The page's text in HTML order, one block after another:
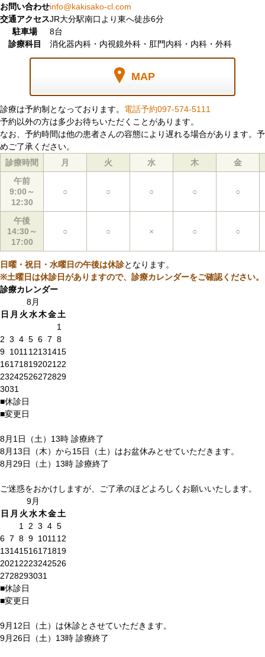
お問い合わせinfo@kakisako-cl.com
交通アクセスJR大分駅南口より東へ徒歩6分
駐車場
8台
診療科目
消化器内科・内視鏡外科・肛門内科・内科・外科
MAP
診療は予約制となっております。 電話予約097-574-5111
予約以外の方は多少お待ちいただくことがあります。
なお、予約時間は他の患者さんの容態により遅れる場合があります。予
めご了承ください。
診療時間
月 火 水 木
金
午前
9:00～
12:30
○ ○ ○ ○ ○
午後
14:30～
17:00
○ ○ × ○ ○
日曜・祝日・水曜日の午後は休診となります。
※土曜日は休診日がありますので、診療カレンダーをご確認ください。
診療カレンダー
8月
日 月 火水木金土
1
2 3 4 5 6 7 8
9 1011 12131415
161718192021 22
23242526272829
3031
■休診日
■変更日
8月1日（土）13時 診療終了
8月13日（木）から15日（土）はお盆休みとせていただきます。
8月29日（土）13時 診療終了
ご迷惑をおかけしますが、ご了承のほどよろしくお願いいたします。
9月
日 月 火水木金土
1
2 3 4 5
6 7 8 9 1011 12
13141516171819
2021 2223242526
2728293031
■休診日
■変更日
9月12日（土）は休診とさせていただきます。
9月26日（土）13時 診療終了